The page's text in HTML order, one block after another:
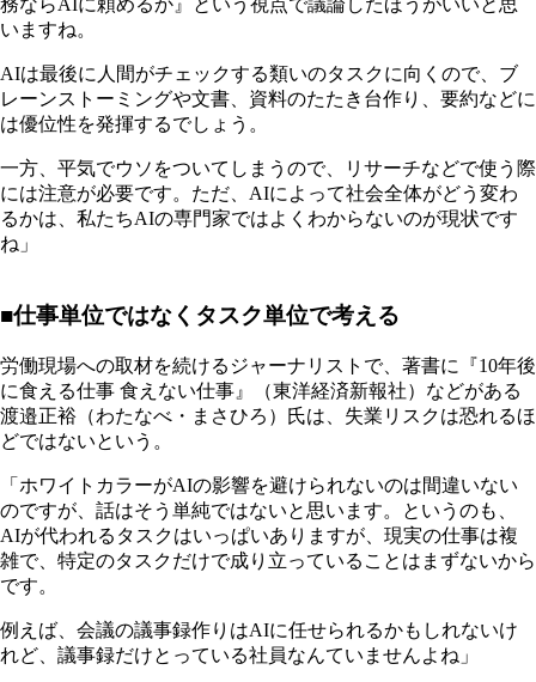
務ならAIに頼めるか』という視点で議論したほうがいいと思
いますね。
AIは最後に人間がチェックする類いのタスクに向くので、ブ
レーンストーミングや文書、資料のたたき台作り、要約などに
は優位性を発揮するでしょう。
一方、平気でウソをついてしまうので、リサーチなどで使う際
には注意が必要です。ただ、AIによって社会全体がどう変わ
るかは、私たちAIの専門家ではよくわからないのが現状です
ね」
■仕事単位ではなくタスク単位で考える
労働現場への取材を続けるジャーナリストで、著書に『10年後
に食える仕事 食えない仕事』（東洋経済新報社）などがある
渡邉正裕（わたなべ・まさひろ）氏は、失業リスクは恐れるほ
どではないという。
「ホワイトカラーがAIの影響を避けられないのは間違いない
のですが、話はそう単純ではないと思います。というのも、
AIが代われるタスクはいっぱいありますが、現実の仕事は複
雑で、特定のタスクだけで成り立っていることはまずないから
です。
例えば、会議の議事録作りはAIに任せられるかもしれないけ
れど、議事録だけとっている社員なんていませんよね」